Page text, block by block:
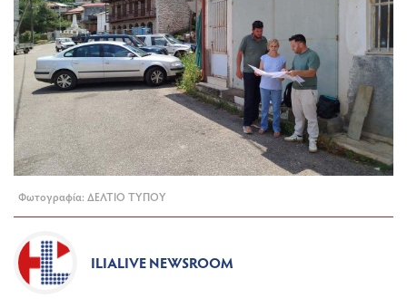
Φωτογραφία: ΔΕΛΤΙΟ ΤΥΠΟΥ
ILIALIVE NEWSROOM